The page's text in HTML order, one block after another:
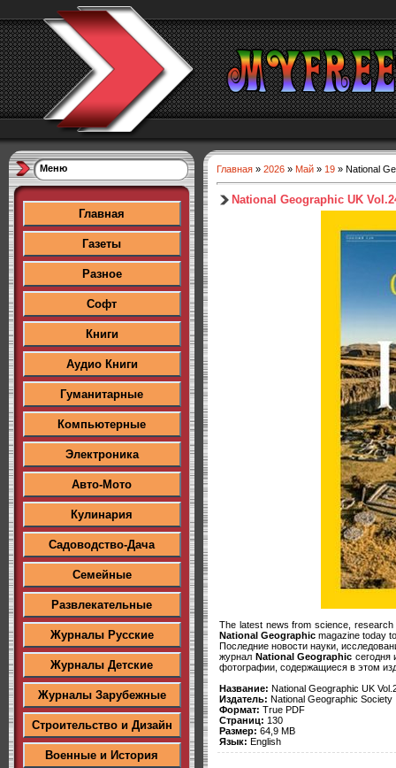
Меню
Главная
Газеты
Разное
Софт
Книги
Аудио Книги
Гуманитарные
Компьютерные
Электроника
Авто-Мото
Кулинария
Садоводство-Дача
Семейные
Развлекательные
Журналы Русские
Журналы Детские
Журналы Зарубежные
Строительство и Дизайн
Военные и История
Главная » 2026 » Май » 19 » National
National Geographic UK
The latest news from science,
National Geographic magazine today
Последние новости науки,
журнал National Geographic сегодня
фотографии, содержащиеся в этом
Название: National Geographic UK
Издатель: National Geographic Society
Формат: True PDF
Страниц: 130
Размер: 64,9 MB
Язык: English